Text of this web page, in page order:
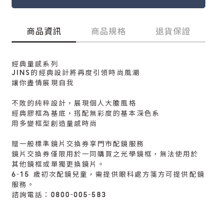
商品資訊 商品規格 退貨保證
經典量感系列
JINS的經典設計將再度引領時尚風潮
讓你盡情展現自我
不敗的純粹設計，展現個人大膽風格
經典膠框為基底，搭配無彩度的基本深色系
用多變框型創造量感時尚
贈一般標準鏡片交換券享門市配鏡服務
鏡片交換券僅限用於一同購買之光學鏡框，無法使用於
其他鏡框或單獨更換鏡片。
6-15 歲初次配鏡兒童，需提供眼科處方箋方可提供配鏡
服務。
諮詢電話：0800-005-583